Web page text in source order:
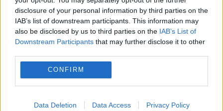
disclosure of your personal information by third parties on the
IAB’s list of downstream participants. This information may
also be disclosed by us to third parties on the IAB’s List of
Downstream Participants that may further disclose it to other
CONFIRM
Data Deletion Data Access Privacy Policy
de ani. Noi ipostaze, noul look
1 APRILIE 2021
la primii ani de viață și până la stadiul de
adult este în unele situații deosebit de
surprinzător. Se întâmplă uneori ca...